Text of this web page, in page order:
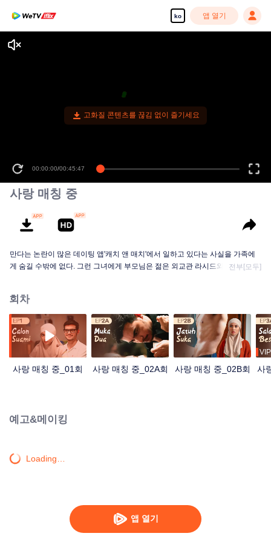
ko 앱 열기
앱 열기
고화질 콘텐츠를 끊김 없이 즐기세요
00:00:00/00:45:47
사랑 매칭 중
만다는 논란이 많은 데이팅 앱'캐치 앤 매치'에서 일하고 있다는 사실을 가족에
게 숨길 수밖에 없다. 그런 그녀에게 부모님은 젊은 외교관 라시드와의 맞선을
지만 진심 어린 인턴 랑가가 나타나 뜻밖에도 만다의 마음을 설레게 한다...가짜
사랑, 커리어의 압박, 그리고 두근대는 심장 사이에서… 만다는 다른 사람이 아
닌, 스스로의 사랑을 선택할 수 있을까요?
전부[모두]
회차
사랑 매칭 중_01회 사랑 매칭 중_02A회 사랑 매칭 중_02B회
VIP
사
예고&메이킹
Loading…